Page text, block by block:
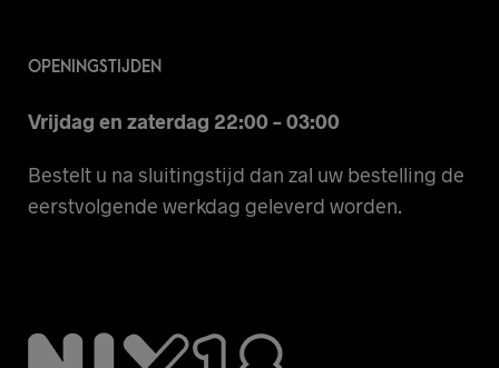
OPENINGSTIJDEN
Vrijdag en zaterdag 22:00 – 03:00
Bestelt u na sluitingstijd dan zal uw bestelling de
eerstvolgende werkdag geleverd worden.